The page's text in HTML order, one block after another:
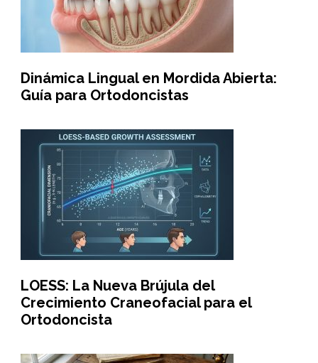
Dinámica Lingual en Mordida Abierta:
Guía para Ortodoncistas
LOESS: La Nueva Brújula del
Crecimiento Craneofacial para el
Ortodoncista